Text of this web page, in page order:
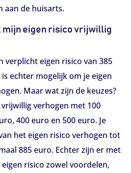
aan de huisarts.
mijn eigen risico vrijwillig
verplicht eigen risico van 385
echter mogelijk om je eigen
Maar wat zijn de keuzes?
verhogen met 100
400 euro en 500 euro. Je
het eigen risico verhogen tot
885 euro. Echter zijn er met
risico zowel voordelen,